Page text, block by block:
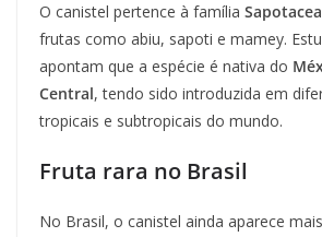
O canistel pertence à família
frutas como abiu, sapoti e mamey.
apontam que a espécie é nativa do
Central, tendo sido introduzida em
tropicais e subtropicais do mundo.
Fruta rara no Brasil
No Brasil, o canistel ainda aparece